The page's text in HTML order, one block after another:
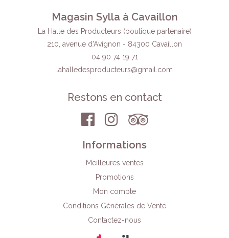
Magasin Sylla à Cavaillon
La Halle des Producteurs (boutique partenaire)
210, avenue d'Avignon - 84300 Cavaillon
04 90 74 19 71
lahalledesproducteurs@gmail.com
Restons en contact
Informations
Meilleures ventes
Promotions
Mon compte
Conditions Générales de Vente
Contactez-nous